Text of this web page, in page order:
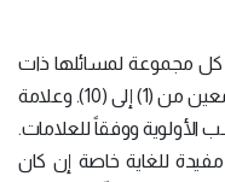
كل مجموعة لمسائلها ذات
الأولوية، ومن ثمّ تصنيفها وفق مقياس معين من (1) إلى (10). وعلامة
الأولوية ووفقاً للعلامات.
مفيدة للغاية خاصة إن كان